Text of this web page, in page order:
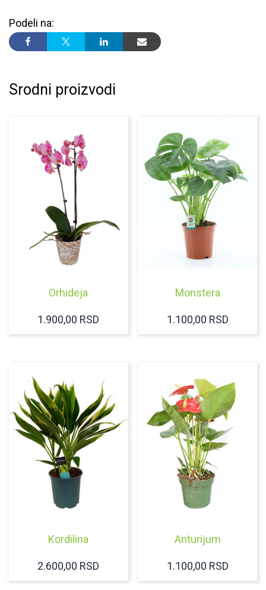
Podeli na:
Srodni proizvodi
Orhideja
1.900,00 RSD
Monstera
1.100,00 RSD
Kordilina
2.600,00 RSD
Anturijum
1.100,00 RSD